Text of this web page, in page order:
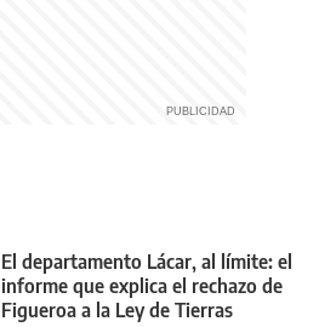
El departamento Lácar, al límite: el
informe que explica el rechazo de
Figueroa a la Ley de Tierras